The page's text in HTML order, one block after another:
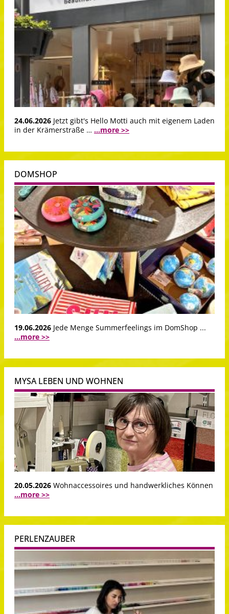
24.06.2026 Jetzt gibt's Hello Motti auch mit eigenem Laden
in der Krämerstraße … ...more >>
DOMSHOP
19.06.2026 Jede Menge Summerfeelings im DomShop ...
...more >>
MYSA LEBEN UND WOHNEN
20.05.2026 Wohnaccessoires und handwerkliches Können
...more >>
PERLENZAUBER